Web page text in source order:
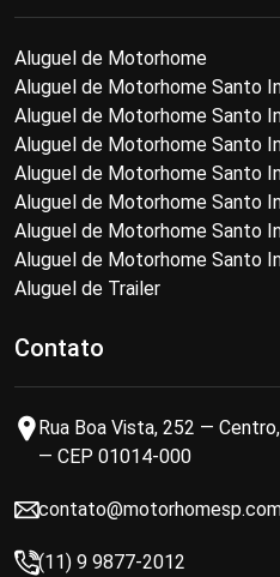
Aluguel de Motorhome
Aluguel de Motorhome Santo
Aluguel de Motorhome Santo
Aluguel de Motorhome Santo
Aluguel de Motorhome Santo
Aluguel de Motorhome Santo
Aluguel de Motorhome Santo
Aluguel de Motorhome Santo
Aluguel de Trailer
Contato
Rua Boa Vista, 252 —
— CEP 01014-000
(11) 9 9877-2012